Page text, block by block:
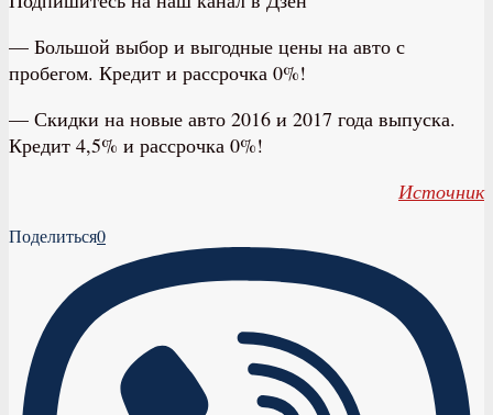
— Большой выбор и выгодные цены на авто с
пробегом. Кредит и рассрочка 0%!
— Скидки на новые авто 2016 и 2017 года выпуска.
Кредит 4,5% и рассрочка 0%!
Источник
Поделиться0